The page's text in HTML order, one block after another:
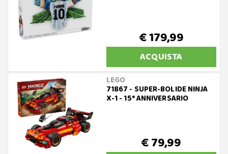
€ 179,99
ACQUISTA
LEGO
71867 - SUPER-BOLIDE NINJA
X-1 - 15° ANNIVERSARIO
€ 79,99